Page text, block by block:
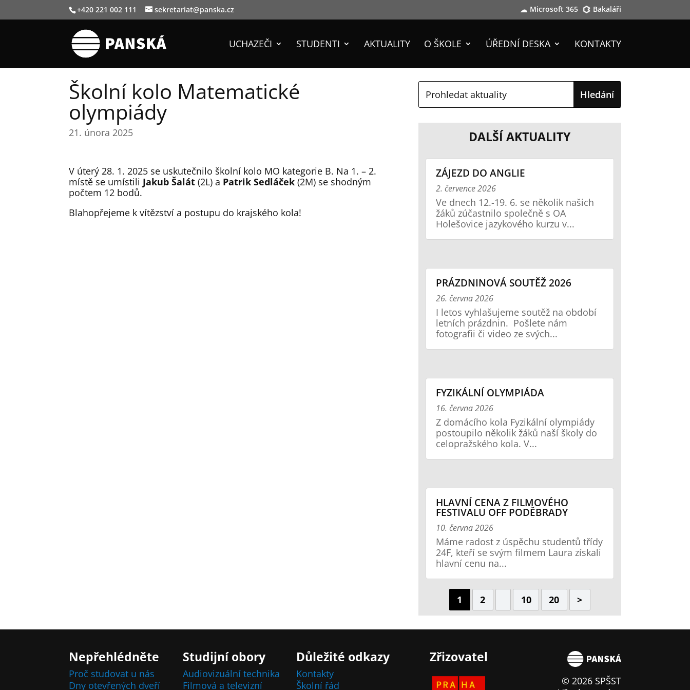
+420 221 002 111 sekretariat@panska.cz Microsoft 365 Bakaláři
UCHAZEČI STUDENTI AKTUALITY O ŠKOLE ÚŘEDNÍ DESKA KONTAKTY
Školní kolo Matematické
olympiády
21. února 2025
V úterý 28. 1. 2025 se uskutečnilo školní kolo MO kategorie B. Na 1. – 2.
místě se umístili Jakub Šalát (2L) a Patrik Sedláček (2M) se shodným
počtem 12 bodů.
Blahopřejeme k vítězství a postupu do krajského kola!
DALŠÍ AKTUALITY
ZÁJEZD DO ANGLIE
2. července 2026
Ve dnech 12.-19. 6. se několik našich
žáků zúčastnilo společně s OA
Holešovice jazykového kurzu v...
PRÁZDNINOVÁ SOUTĚŽ 2026
26. června 2026
I letos vyhlašujeme soutěž na období
letních prázdnin. Pošlete nám
fotografii či video ze svých...
FYZIKÁLNÍ OLYMPIÁDA
16. června 2026
Z domácího kola Fyzikální olympiády
postoupilo několik žáků naší školy do
celopražského kola. V...
HLAVNÍ CENA Z FILMOVÉHO
FESTIVALU OFF PODĚBRADY
10. června 2026
Máme radost z úspěchu studentů třídy
24F, kteří se svým filmem Laura získali
hlavní cenu na...
1 2 10 20 >
Nepřehlédněte
Proč studovat u nás
Dny otevřených dveří
Studijní obory
Audiovizuální technika
Filmová a televizní
Důležité odkazy
Kontakty
Školní řád
Zřizovatel
© 2026 SPŠST